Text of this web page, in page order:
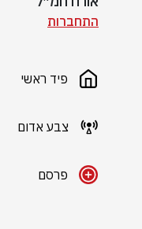
התחברות
פיד ראשי
צבע אדום
פרסם